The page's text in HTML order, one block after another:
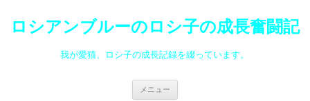
ロシアンブルーのロシ子の成長奮闘記
我が愛猫、ロシ子の成長記録を綴っています。
メニュー